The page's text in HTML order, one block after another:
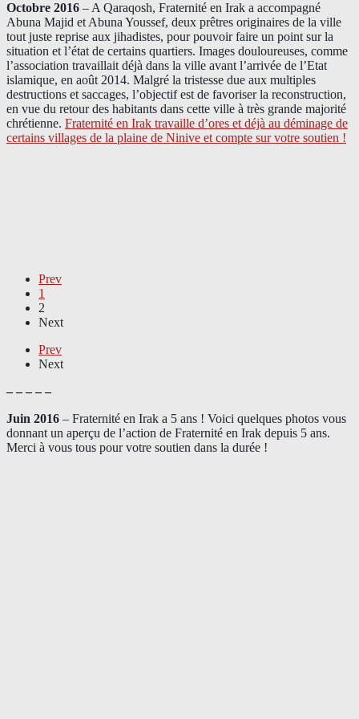
Octobre 2016 – A Qaraqosh, Fraternité en Irak a accompagné
Abuna Majid et Abuna Youssef, deux prêtres originaires de la ville
tout juste reprise aux jihadistes, pour pouvoir faire un point sur la
situation et l’état de certains quartiers. Images douloureuses, comme
l’association travaillait déjà dans la ville avant l’arrivée de l’Etat
islamique, en août 2014. Malgré la tristesse due aux multiples
destructions et saccages, l’objectif est de favoriser la reconstruction,
en vue du retour des habitants dans cette ville à très grande majorité
chrétienne. Fraternité en Irak travaille d’ores et déjà au déminage de
certains villages de la plaine de Ninive et compte sur votre soutien !
Prev
1
2
Next
Prev
Next
– – – – –
Juin 2016 – Fraternité en Irak a 5 ans ! Voici quelques photos vous
donnant un aperçu de l’action de Fraternité en Irak depuis 5 ans.
Merci à vous tous pour votre soutien dans la durée !